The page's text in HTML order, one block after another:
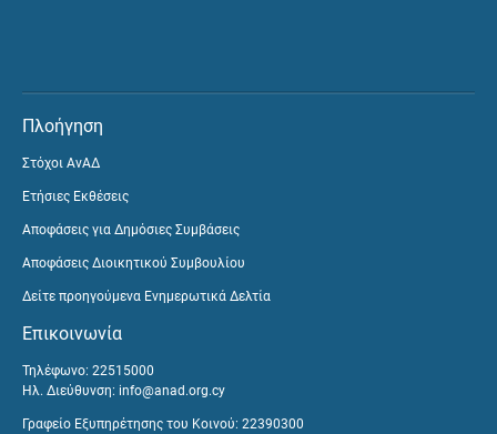
Πλοήγηση
Στόχοι ΑνΑΔ
Ετήσιες Εκθέσεις
Αποφάσεις για Δημόσιες Συμβάσεις
Αποφάσεις Διοικητικού Συμβουλίου
Δείτε προηγούμενα Ενημερωτικά Δελτία
Επικοινωνία
Τηλέφωνο: 22515000
Ηλ. Διεύθυνση: info@anad.org.cy
Γραφείο Εξυπηρέτησης του Κοινού: 22390300